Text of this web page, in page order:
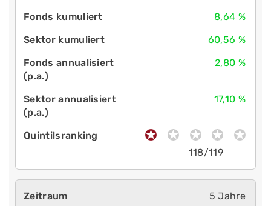
8,64 %
60,56 %
2,80 %
17,10 %
118/119
5 Jahre